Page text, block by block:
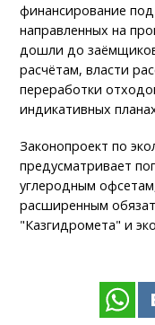
финансирование
направленных на
дошли до
расчётам, власти
переработки
индикативных
Законопроект по
предусматривает
углеродным
расширенным
"Казгидромета" и